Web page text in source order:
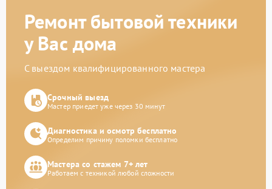
Ремонт бытовой техники
у Вас дома
С выездом квалифицированного мастера
Срочный выезд
Мастер приедет уже через 30 минут
Диагностика и осмотр бесплатно
Определим причину поломки бесплатно
Мастера со стажем 7+ лет
Работаем с техникой любой сложности